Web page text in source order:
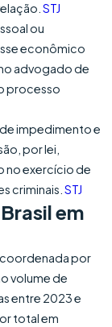
STJ
ou
econômico
advogado de
processo
impedimento e
por lei,
no exercício de
criminais.STJ
em
coordenada por
volume de
entre 2023 e
total em